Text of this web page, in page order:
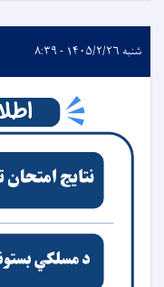
شنبه ۱۴۰۵/۲/۲۶ - ۸:۳۹